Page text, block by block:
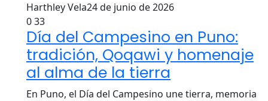
Harthley Vela24 de junio de 2026
033
Día del Campesino en Puno:
tradición, Qoqawi y homenaje
al alma de la tierra
En Puno, el Día del Campesino une tierra, memoria